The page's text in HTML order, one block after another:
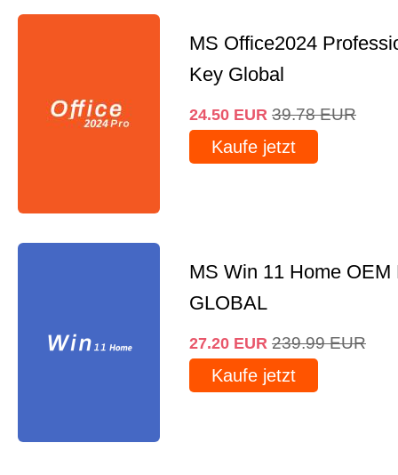
MS Office2024
Key Global
24.50 EUR 39.78 EUR
Kaufe jetzt
MS Win 11 Home OEM
GLOBAL
27.20 EUR 239.99 EUR
Kaufe jetzt